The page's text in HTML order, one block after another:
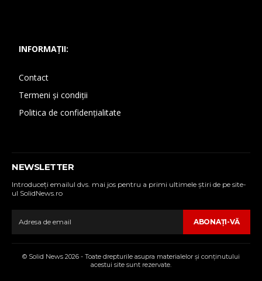
INFORMAȚII:
Contact
Termeni și condiții
Politica de confidențialitate
NEWSLETTER
Introduceţi emailul dvs. mai jos pentru a primi ultimele ştiri de pe site-
ul SolidNews.ro
ABONAŢI-VĂ
© Solid News 2026 - Toate drepturile asupra materialelor şi conţinutului
acestui site sunt rezervate.